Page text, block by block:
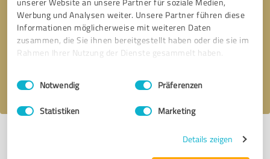
Werbung und Analysen weiter. Unsere Partner führen diese
Informationen möglicherweise mit weiteren Daten
zusammen, die Sie ihnen bereitgestellt haben oder die sie im
Rahmen Ihrer Nutzung der Dienste gesammelt haben.
Impressum Datenschutzbestimmungen
Einwilligungsauswahl
Notwendig Präferenzen
Statistiken Marketing
Details zeigen
Bitte um Rückruf * Erforderliche Angaben
Nachricht senden
Ich stimme denDatenschutzbestimmungenzu.
Letzte Aktualisierung: 04.08.2026
Profil